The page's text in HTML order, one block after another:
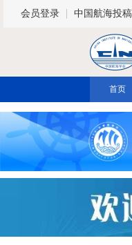
跳转到主要内容
会员登录 中国航海投稿
首页